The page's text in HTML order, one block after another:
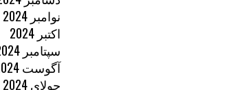
نوامبر 2024
اکتبر 2024
سپتامبر 2024
آگوست 2024
جولای 2024